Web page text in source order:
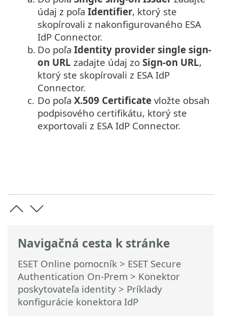
Navigačná cesta k stránke
ESET Online pomocník > ESET Secure
Authentication On-Prem > Konektor
poskytovateľa identity > Príklady
konfigurácie konektora IdP
údaj z poľa Identifier, ktorý ste
skopírovali z nakonfigurovaného ESA
IdP Connector.
b. Do poľa Identity provider single sign-
on URL zadajte údaj zo Sign-on URL,
ktorý ste skopírovali z ESA IdP
Connector.
c. Do poľa X.509 Certificate vložte obsah
podpisového certifikátu, ktorý ste
exportovali z ESA IdP Connector.